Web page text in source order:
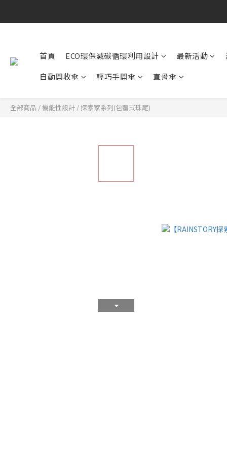
首頁 ECO環保減碳循環利用設計 最新活動
自動開收傘
輕巧手開傘 直骨傘
全部商品 /機能性設計 / 探索家系列(包覆式珠尾)